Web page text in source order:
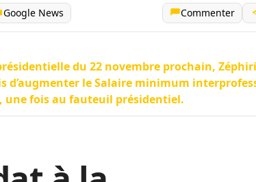
Google News Commenter
du 22 novembre prochain,
d’augmenter le Salaire minimum
une fois au fauteuil présidentiel.